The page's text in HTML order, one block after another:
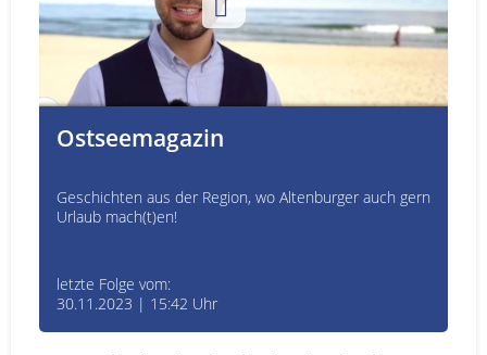
Ostseemagazin
Geschichten aus der Region, wo Altenburger auch gern
Urlaub mach(t)en!
letzte Folge vom:
30.11.2023 | 15:42 Uhr